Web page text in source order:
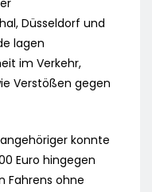
Düsseldorf und
lagen
im Verkehr,
Verstößen gegen
konnte
Euro hingegen
Fahrens ohne